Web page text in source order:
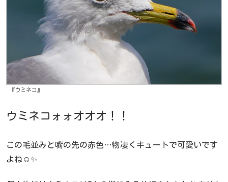
『ウミネコ』
ウミネコォォオオオ！！
この毛並みと嘴の先の赤色…物凄くキュートで可愛いです
よね☺️✨